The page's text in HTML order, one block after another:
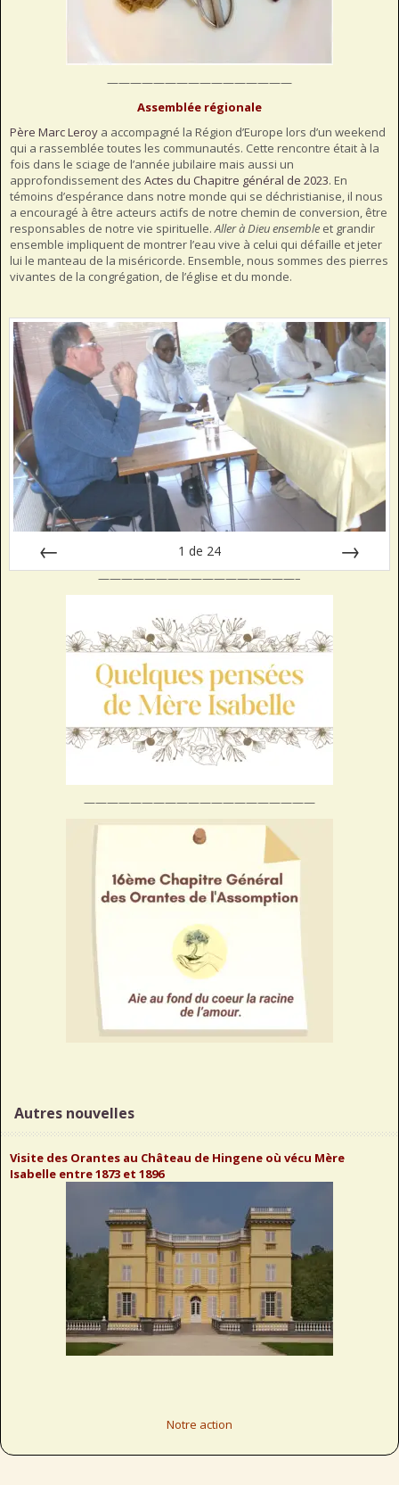
————————————————
Assemblée régionale
Père Marc Leroy a accompagné la Région d’Europe lors d’un weekend
qui a rassemblée toutes les communautés. Cette rencontre était à la
fois dans le sciage de l’année jubilaire mais aussi un
approfondissement des Actes du Chapitre général de 2023. En
témoins d’espérance dans notre monde qui se déchristianise, il nous
a encouragé à être acteurs actifs de notre chemin de conversion, être
responsables de notre vie spirituelle.Aller à Dieu ensemble et grandir
ensemble impliquent de montrer l’eau vive à celui qui défaille et jeter
lui le manteau de la miséricorde. Ensemble, nous sommes des pierres
vivantes de la congrégation, de l’église et du monde.
1 de 24
—————————————————–
————————————————————
Autres nouvelles
Visite des Orantes au Château de Hingene où vécu Mère
Isabelle entre 1873 et 1896
Notre action